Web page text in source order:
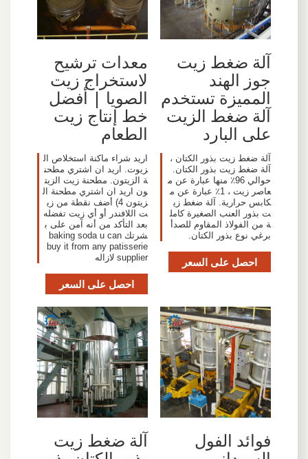
آلة ضغط زيت
جوز الهند
المميزة تستخدم
آلة ضغط الزيت
على البارد
آلة ضغط زيت بذور الكتان ،
آلة ضغط زيت بذور الكتان.
حوالي 96٪ منها عبارة عن م
عاصر زيت ، 1٪ عبارة عن م
كابس حرارية. آلة ضغط زي
ت بذور العنب الصغيرة كامل
ة من الفولاذ المقاوم للصدأ
برغي نوع بذور الكتان.
احصل على السعر
معدات ترشيح
لاستخراج زيت
الصويا | أفضل
خط إنتاج زيت
الطعام
اريد شراء ماكنة استخلاص ال
زيوت. اريد ان اشتري مطحن
ة الزيتون. مطحنة زيت الزيت
ون اريد ان اشتري مطحنة ال
زيتون 4) أضف نقطة من زي
ت اللافندر أو أي زيت تفضله
بعد التأكد من أنه آمن على ب
شرتك baking soda u can
buy it from any patisserie
supplier لازاله
احصل على السعر
فوائد الفول آلة ضغط زيت